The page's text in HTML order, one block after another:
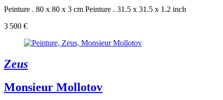
Peinture . 80 x 80 x 3 cm Peinture . 31.5 x 31.5 x 1.2 inch
3 500 €
Zeus
Monsieur Mollotov